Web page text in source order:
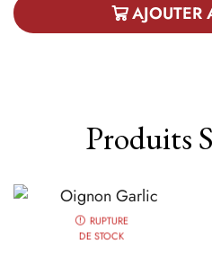
AJOUTER
Produits
RUPTURE
DE STOCK